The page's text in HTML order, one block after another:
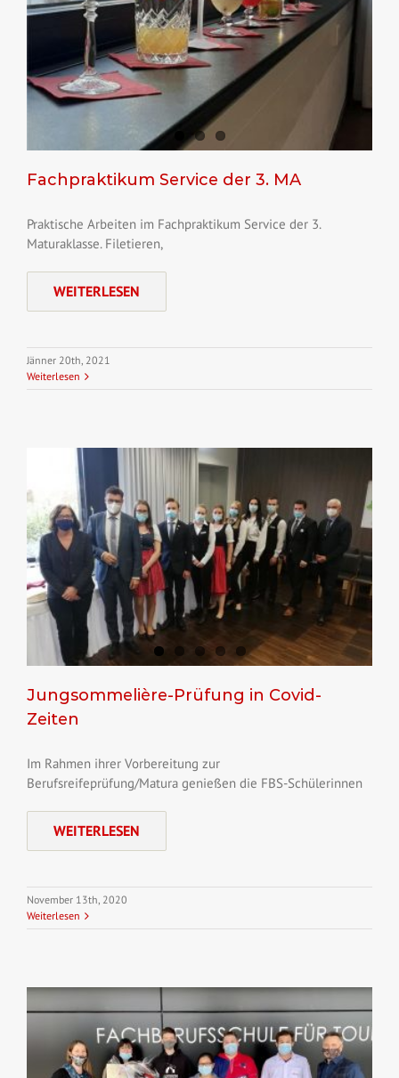
Fachpraktikum Service der 3. MA
Praktische Arbeiten im Fachpraktikum Service der 3.
Maturaklasse. Filetieren,
WEITERLESEN
Jänner 20th, 2021
Weiterlesen
Jungsommelière-Prüfung in Covid-
Zeiten
Im Rahmen ihrer Vorbereitung zur
Berufsreifeprüfung/Matura genießen die FBS-Schülerinnen
WEITERLESEN
November 13th, 2020
Weiterlesen